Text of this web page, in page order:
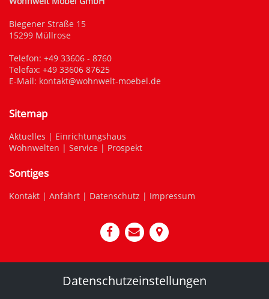
Biegener Straße 15
15299 Müllrose
Telefon: +49 33606 - 8760
Telefax: +49 33606 87625
E-Mail: kontakt@wohnwelt-moebel.de
Sitemap
Aktuelles | Einrichtungshaus
Wohnwelten | Service | Prospekt
Sontiges
Kontakt | Anfahrt | Datenschutz | Impressum
Datenschutzeinstellungen